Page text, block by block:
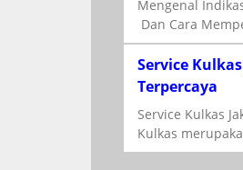
Mengenal
Dan Cara
Service
Terpercaya
Service Kulkas
Kulkas